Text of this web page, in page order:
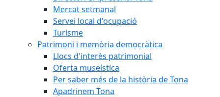
Mercat setmanal
Servei local d'ocupació
Turisme
Patrimoni i memòria democràtica
Llocs d'interès patrimonial
Oferta museística
Per saber més de la història de Tona
Apadrinem Tona